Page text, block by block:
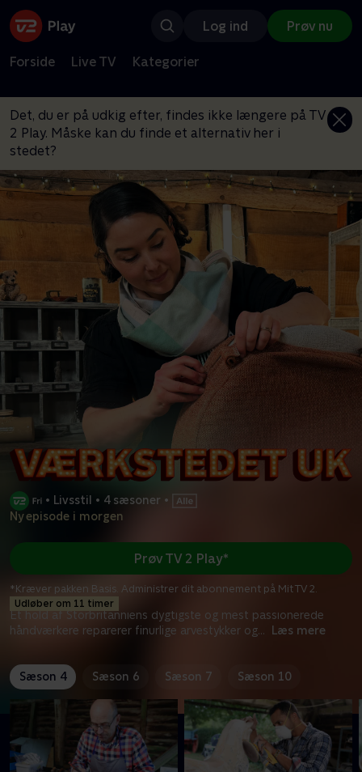
Log ind Prøv nu
Forside Live TV Kategorier
Det, du er på udkig efter, findes ikke længere på TV
2 Play. Måske kan du finde et alternativ her i
stedet?
• Livsstil • 4 sæsoner •
Ny episode i morgen
Udløber om 11 timer
Et hold af Storbritanniens dygtigste og mest passionerede
håndværkere reparerer finurlige arvestykker og... Læs mere
Prøv TV 2 Play*
*Kræver pakken Basis. Administrer dit abonnement på Mit TV 2.
Sæson 4 Sæson 6 Sæson 7 Sæson 10